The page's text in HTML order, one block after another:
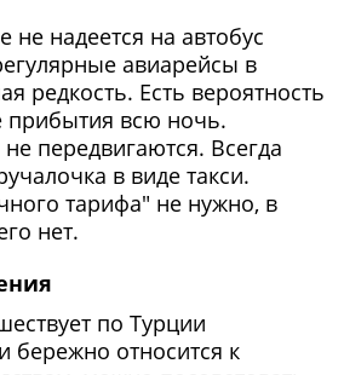
надеется на автобус
авиарейсы в
редкость. Есть вероятность
прибытия всю ночь.
передвигаются. Всегда
в виде такси.
тарифа" не нужно, в
нет.
по Турции
бережно относится к